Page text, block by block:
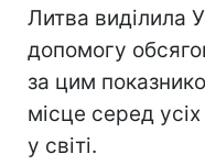
Литва виділила
допомогу
за цим
місце серед
у світі.